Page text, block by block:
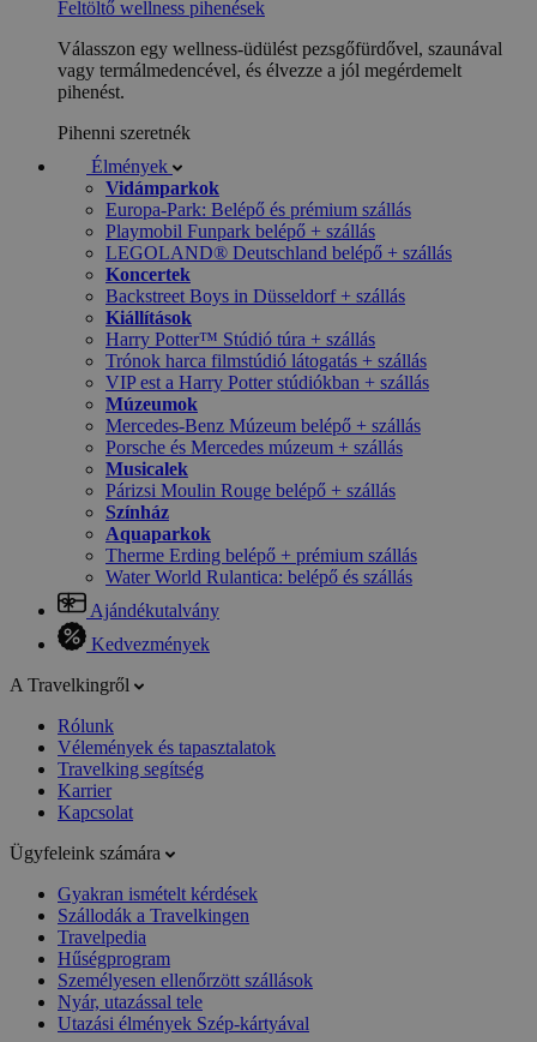
Feltöltő wellness pihenések
Válasszon egy wellness-üdülést pezsgőfürdővel, szaunával
vagy termálmedencével, és élvezze a jól megérdemelt
pihenést.
Pihenni szeretnék
Élmények
Vidámparkok
Europa-Park: Belépő és prémium szállás
Playmobil Funpark belépő + szállás
LEGOLAND® Deutschland belépő + szállás
Koncertek
Backstreet Boys in Düsseldorf + szállás
Kiállítások
Harry Potter™ Stúdió túra + szállás
Trónok harca filmstúdió látogatás + szállás
VIP est a Harry Potter stúdiókban + szállás
Múzeumok
Mercedes-Benz Múzeum belépő + szállás
Porsche és Mercedes múzeum + szállás
Musicalek
Párizsi Moulin Rouge belépő + szállás
Színház
Aquaparkok
Therme Erding belépő + prémium szállás
Water World Rulantica: belépő és szállás
Ajándékutalvány
Kedvezmények
A Travelkingről
Rólunk
Vélemények és tapasztalatok
Travelking segítség
Karrier
Kapcsolat
Ügyfeleink számára
Gyakran ismételt kérdések
Szállodák a Travelkingen
Travelpedia
Hűségprogram
Személyesen ellenőrzött szállások
Nyár, utazással tele
Utazási élmények Szép-kártyával